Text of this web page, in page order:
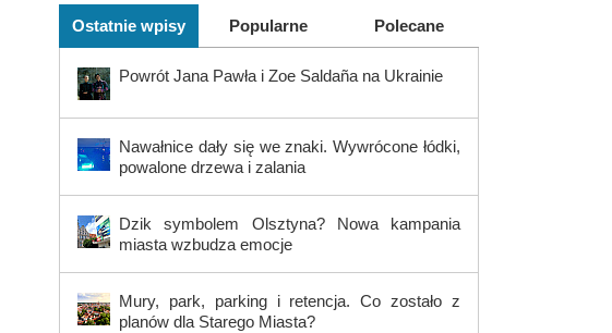
Ostatnie wpisy Popularne Polecane
Powrót Jana Pawła i Zoe Saldaña na Ukrainie
Nawałnice dały się we znaki. Wywrócone łódki,
powalone drzewa i zalania
Dzik symbolem Olsztyna? Nowa kampania
miasta wzbudza emocje
Mury, park, parking i retencja. Co zostało z
planów dla Starego Miasta?